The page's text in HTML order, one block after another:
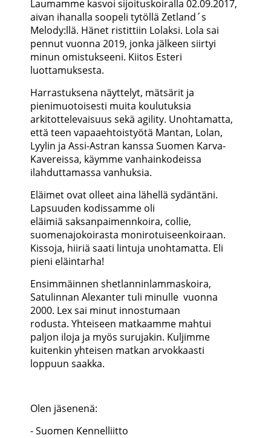
Laumamme kasvoi sijoituskoiralla 02.09.2017,
aivan ihanalla soopeli tytöllä Zetland´s
Melody:llä. Hänet ristittiin Lolaksi. Lola sai
pennut vuonna 2019, jonka jälkeen siirtyi
minun omistukseeni. Kiitos Esteri
luottamuksesta.
Harrastuksena näyttelyt, mätsärit ja
pienimuotoisesti muita koulutuksia
arkitottelevaisuus sekä agility. Unohtamatta,
että teen vapaaehtoistyötä Mantan, Lolan,
Lyylin ja Assi-Astran kanssa Suomen Karva-
Kavereissa, käymme vanhainkodeissa
ilahduttamassa vanhuksia.
Eläimet ovat olleet aina lähellä sydäntäni.
Lapsuuden kodissamme oli
eläimiä saksanpaimennkoira, collie,
suomenajokoirasta monirotuiseenkoiraan.
Kissoja, hiiriä saati lintuja unohtamatta. Eli
pieni eläintarha!
Ensimmäinnen shetlanninlammaskoira,
Satulinnan Alexanter tuli minulle vuonna
2000. Lex sai minut innostumaan
rodusta. Yhteiseen matkaamme mahtui
paljon iloja ja myös surujakin. Kuljimme
kuitenkin yhteisen matkan arvokkaasti
loppuun saakka.
Olen jäsenenä:
- Suomen Kennelliitto